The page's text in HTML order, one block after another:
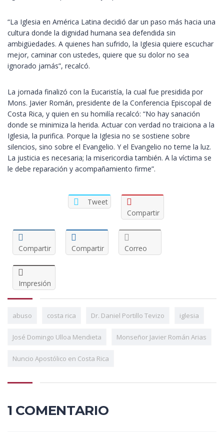
“La Iglesia en América Latina decidió dar un paso más hacia una
cultura donde la dignidad humana sea defendida sin
ambigüedades. A quienes han sufrido, la Iglesia quiere escuchar
mejor, caminar con ustedes, quiere que su dolor no sea
ignorado jamás”, recalcó.
La jornada finalizó con la Eucaristía, la cual fue presidida por
Mons. Javier Román, presidente de la Conferencia Episcopal de
Costa Rica, y quien en su homilía recalcó: “No hay sanación
donde se minimiza la herida. Actuar con verdad no traiciona a la
Iglesia, la purifica. Porque la Iglesia no se sostiene sobre
silencios, sino sobre el Evangelio. Y el Evangelio no teme la luz.
La justicia es necesaria; la misericordia también. A la víctima se
le debe reparación y acompañamiento firme”.
Tweet
Compartir
Compartir Compartir Correo
Impresión
abuso costa rica Dr. Daniel Portillo Tevizo iglesia
José Domingo Ulloa Mendieta Monseñor Javier Román Arias
Nuncio Apostólico en Costa Rica
1 COMENTARIO